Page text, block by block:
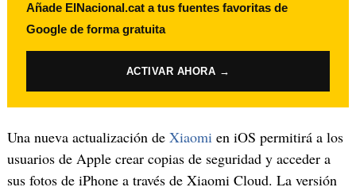
Añade ElNacional.cat a tus fuentes favoritas de
Google de forma gratuita
ACTIVAR AHORA →
Una nueva actualización de Xiaomien iOS permitirá a los
usuarios de Apple crear copias de seguridad y acceder a
sus fotos de iPhone a través de Xiaomi Cloud. La versión